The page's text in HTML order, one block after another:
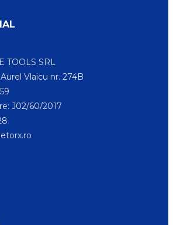
TOOLS SRL
Vlaicu nr. 274B
J02/60/2017